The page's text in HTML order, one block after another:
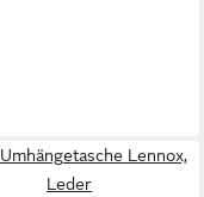
Lennox,
Leder